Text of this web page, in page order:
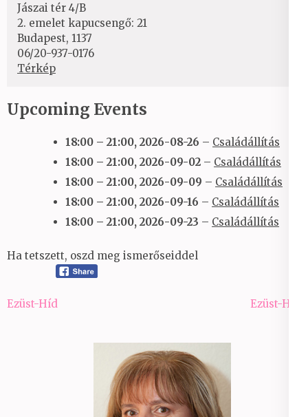
Jászai tér 4/B
2. emelet kapucsengő: 21
Budapest, 1137
06/20-937-0176
TérképEzüst-
Upcoming Events
18:00 – 21:00, 2026-08-26 – Családállítás
18:00 – 21:00, 2026-09-02 – Családállítás
18:00 – 21:00, 2026-09-09 – Családállítás
18:00 – 21:00, 2026-09-16 – Családállítás
18:00 – 21:00, 2026-09-23 – Családállítás
Ha tetszett, oszd meg ismerőseiddel
Bejegyzés
Ezüst-Híd Ezüst-Híd